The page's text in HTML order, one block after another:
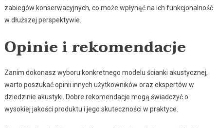
zabiegów konserwacyjnych, co może wpłynąć na ich funkcjonalność
w dłuższej perspektywie.
Opinie i rekomendacje
Zanim dokonasz wyboru konkretnego modelu ścianki akustycznej,
warto poszukać opinii innych użytkowników oraz ekspertów w
dziedzinie akustyki. Dobre rekomendacje mogą świadczyć o
wysokiej jakości produktu i jego skuteczności w praktyce.